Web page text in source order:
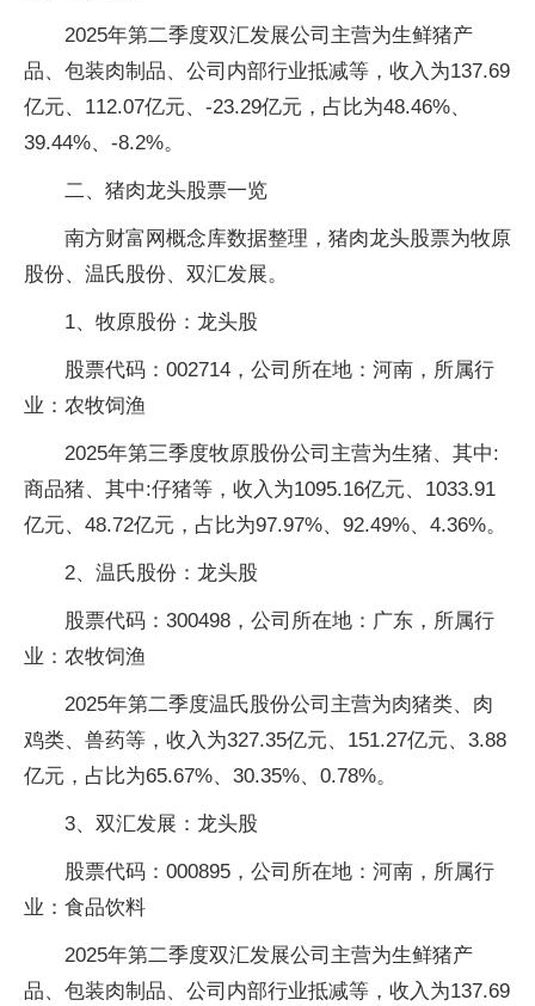
2025年第二季度双汇发展公司主营为生鲜猪产
品、包装肉制品、公司内部行业抵减等，收入为137.69
亿元、112.07亿元、-23.29亿元，占比为48.46%、
39.44%、-8.2%。
二、猪肉龙头股票一览
南方财富网概念库数据整理，猪肉龙头股票为牧原
股份、温氏股份、双汇发展。
1、牧原股份：龙头股
股票代码：002714，公司所在地：河南，所属行
业：农牧饲渔
2025年第三季度牧原股份公司主营为生猪、其中:
商品猪、其中:仔猪等，收入为1095.16亿元、1033.91
亿元、48.72亿元，占比为97.97%、92.49%、4.36%。
2、温氏股份：龙头股
股票代码：300498，公司所在地：广东，所属行
业：农牧饲渔
2025年第二季度温氏股份公司主营为肉猪类、肉
鸡类、兽药等，收入为327.35亿元、151.27亿元、3.88
亿元，占比为65.67%、30.35%、0.78%。
3、双汇发展：龙头股
股票代码：000895，公司所在地：河南，所属行
业：食品饮料
2025年第二季度双汇发展公司主营为生鲜猪产
品、包装肉制品、公司内部行业抵减等，收入为137.69